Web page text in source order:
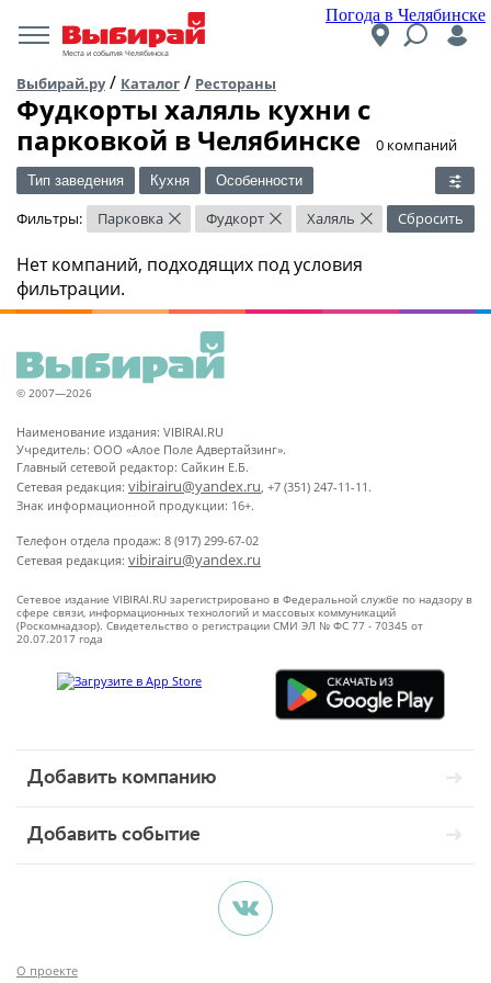
Погода в Челябинске
Места и события Челябинска
Выбирай.ру/ Каталог / Рестораны
Фудкорты халяль кухни c
парковкой в Челябинске
​0 компаний
Тип заведения Кухня Особенности
Фильтры: Парковка × Фудкорт × Халяль × Сбросить
Нет компаний, подходящих под условия
фильтрации.
© 2007—2026
Наименование издания: VIBIRAI.RU
Учредитель: ООО «Алое Поле Адвертайзинг».
Главный сетевой редактор: Сайкин Е.Б.
Сетевая редакция: vibirairu@yandex.ru, +7 (351) 247-11-11.
Знак информационной продукции: 16+.
Телефон отдела продаж: 8 (917) 299-67-02
Сетевая редакция: vibirairu@yandex.ru
Сетевое издание VIBIRAI.RU зарегистрировано в Федеральной службе по надзору в
сфере связи, информационных технологий и массовых коммуникаций
(Роскомнадзор). Свидетельство о регистрации СМИ ЭЛ № ФС 77 - 70345 от
20.07.2017 года
Добавить компанию
Добавить событие
О проекте